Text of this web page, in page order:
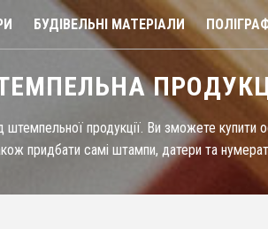
БУДІВЕЛЬНІ МАТЕРІАЛИ
продукції. Ви зможете купити
придбати самі штампи, датери та